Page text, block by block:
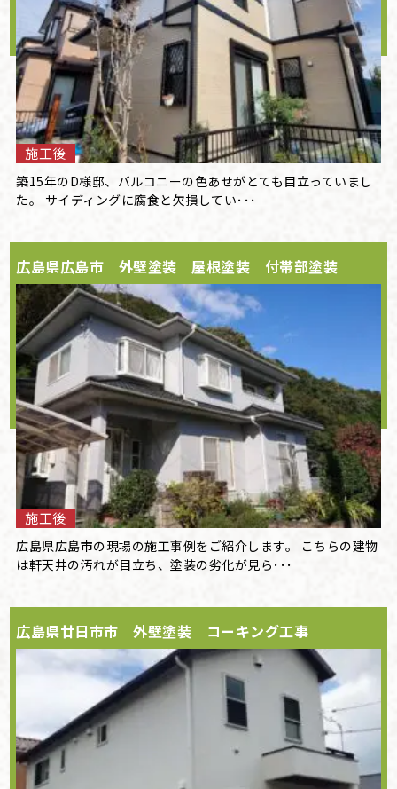
施工後
築15年のD様邸、バルコニーの色あせがとても目立っていまし
た。 サイディングに腐食と欠損してい･･･
広島県広島市 外壁塗装 屋根塗装 付帯部塗装
施工後
広島県広島市の現場の施工事例をご紹介します。 こちらの建物
は軒天井の汚れが目立ち、塗装の劣化が見ら･･･
広島県廿日市市 外壁塗装 コーキング工事